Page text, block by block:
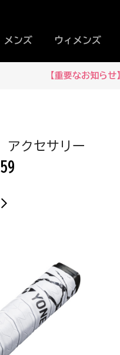
メンズ ウィメンズ
【重要なお知ら
アクセサリー